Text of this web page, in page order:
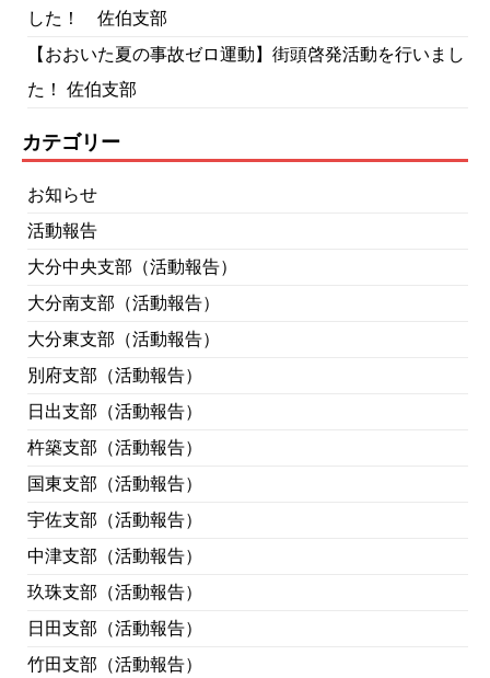
した！ 佐伯支部
【おおいた夏の事故ゼロ運動】街頭啓発活動を行いまし
た！ 佐伯支部
カテゴリー
お知らせ
活動報告
大分中央支部（活動報告）
大分南支部（活動報告）
大分東支部（活動報告）
別府支部（活動報告）
日出支部（活動報告）
杵築支部（活動報告）
国東支部（活動報告）
宇佐支部（活動報告）
中津支部（活動報告）
玖珠支部（活動報告）
日田支部（活動報告）
竹田支部（活動報告）